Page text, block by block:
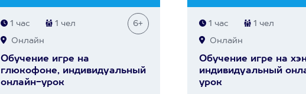
1 час 1 чел 6+
Онлайн
Обучение игре на
глюкофоне, индивидуальный
онлайн-урок
1 час 1 чел
Онлайн
Обучение игре на
индивидуальный
урок